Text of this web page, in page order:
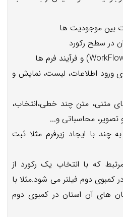
بین موجودیت ها
در سطح رکورد
ورود اطلاعات، لیست، نمایش و
متنی، متن چند خطی،انتخاب،
و تصویر، محاسباتی و...
چند با ایجاد زیرفرم مثلا ثبت
که با انتخاب یک رکورد از
کمبوی دوم فیلتر می شود.مثلا با
های آن استان در کمبوی دوم